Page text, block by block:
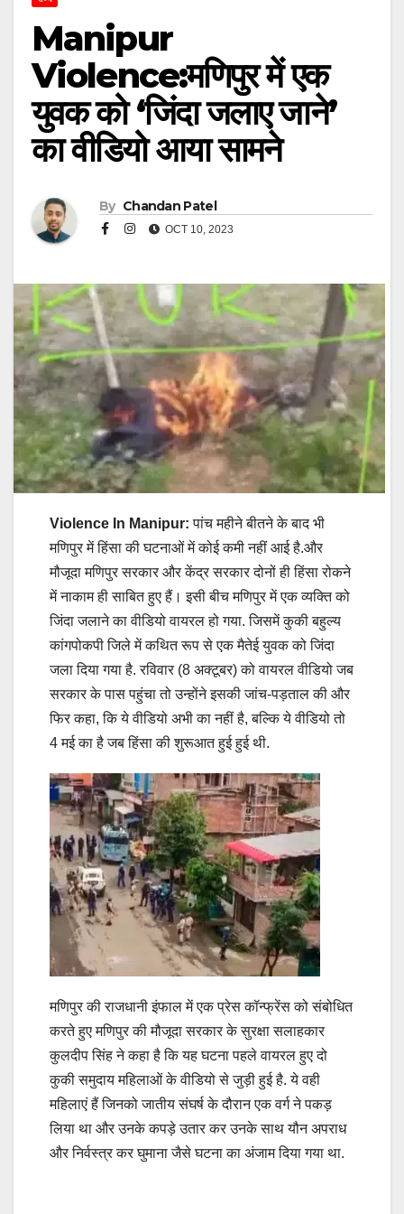
Manipur
Violence:मणिपुर में एक
युवक को ‘जिंदा जलाए जाने’
का वीडियो आया सामने
By Chandan Patel
OCT 10, 2023
Violence In Manipur: पांच महीने बीतने के बाद भी
मणिपुर में हिंसा की घटनाओं में कोई कमी नहीं आई है.और
मौजूदा मणिपुर सरकार और केंद्र सरकार दोनों ही हिंसा रोकने
में नाकाम ही साबित हुए हैं। इसी बीच मणिपुर में एक व्यक्ति को
जिंदा जलाने का वीडियो वायरल हो गया. जिसमें कुकी बहुल्य
कांगपोकपी जिले में कथित रूप से एक मैतेई युवक को जिंदा
जला दिया गया है. रविवार (8 अक्टूबर) को वायरल वीडियो जब
सरकार के पास पहुंचा तो उन्होंने इसकी जांच-पड़ताल की और
फिर कहा, कि ये वीडियो अभी का नहीं है, बल्कि ये वीडियो तो
4 मई का है जब हिंसा की शुरूआत हुई हुई थी.
मणिपुर की राजधानी इंफाल में एक प्रेस कॉन्फ्रेंस को संबोधित
करते हुए मणिपुर की मौजूदा सरकार के सुरक्षा सलाहकार
कुलदीप सिंह ने कहा है कि यह घटना पहले वायरल हुए दो
कुकी समुदाय महिलाओं के वीडियो से जुड़ी हुई है. ये वही
महिलाएं हैं जिनको जातीय संघर्ष के दौरान एक वर्ग ने पकड़
लिया था और उनके कपड़े उतार कर उनके साथ यौन अपराध
और निर्वस्त्र कर घुमाना जैसे घटना का अंजाम दिया गया था.